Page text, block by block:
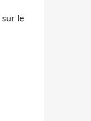
sur le